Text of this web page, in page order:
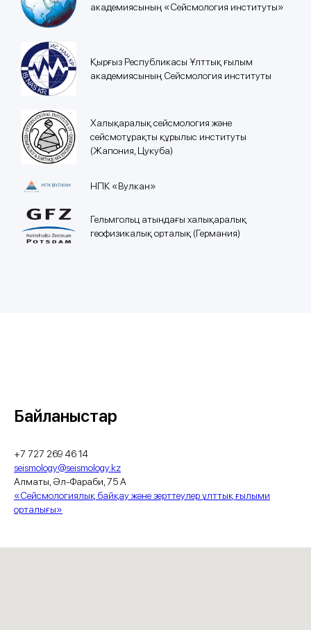
академиясының «Сейсмология институты»
Қырғыз Республикасы Ұлттық ғылым
академиясының Сейсмология институты
Халықаралық сейсмология және
сейсмотұрақты құрылыс институты
(Жапония, Цукуба)
НПК «Вулкан»
Гельмгольц атындағы халықаралық
геофизикалық орталық (Германия)
Байланыстар
+7 727 269 46 14
seismology@seismology.kz
Алматы, Әл-Фараби, 75 А
«Сейсмологиялық байқау және зерттеулер ұлттық ғылыми
орталығы»